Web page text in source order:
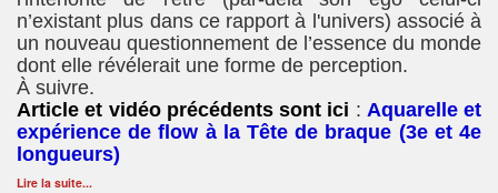
n’existant plus dans ce rapport à l'univers) associé à
un nouveau questionnement de l’essence du monde
dont elle révélerait une forme de perception.
À suivre.
Article et vidéo précédents sont ici : Aquarelle et
expérience de flow à la Tête de braque (3e et 4e
longueurs)
Lire la suite...